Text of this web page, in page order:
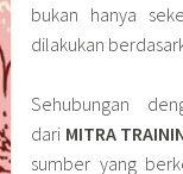
bukan hanya
dilakukan
Sehubungan
dari MITRA
sumber yang